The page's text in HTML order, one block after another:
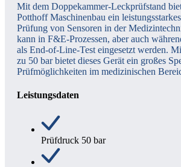
Mit dem Doppekammer-Leckprüfstand
Potthoff Maschinenbau ein
Prüfung von Sensoren in der
kann in F&E-Prozessen, aber auch
als End-of-Line-Test eingesetzt werden.
zu 50 bar bietet dieses Gerät ein großes
Prüfmöglichkeiten im medizinischen
Leistungsdaten
Prüfdruck 50 bar